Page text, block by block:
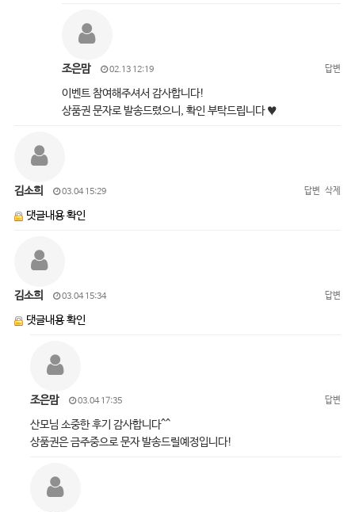
조은맘 02.13 12:19 답변
이벤트 참여해주셔서 감사합니다!
상품권 문자로 발송드렸으니, 확인 부탁드립니다 ♥
김소희 03.04 15:29 답변 삭제
댓글내용 확인
김소희 03.04 15:34 답변
댓글내용 확인
조은맘 03.04 17:35 답변
산모님 소중한 후기 감사합니다^^
상품권은 금주중으로 문자 발송드릴예정입니다!